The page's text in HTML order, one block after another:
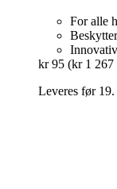
For alle
kr 95 (kr 1 267
Leveres før 19.